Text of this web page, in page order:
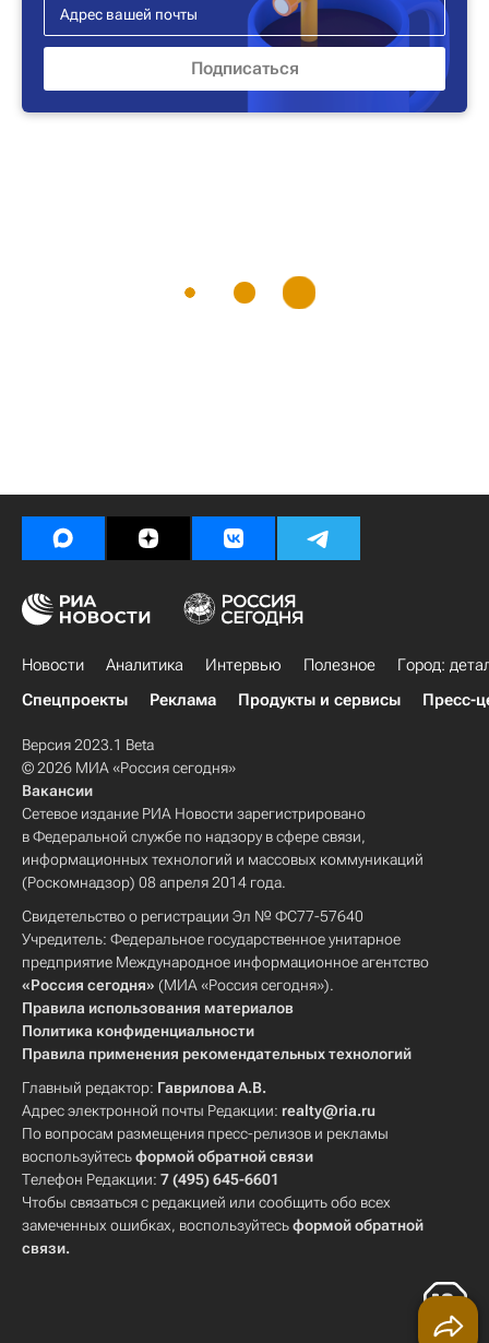
Новости Аналитика Интервью Полезное
Город:
Спецпроекты
Реклама Продукты и сервисы Пресс-
Версия 2023.1 Beta
© 2026 МИА «Россия сегодня»
Вакансии
Сетевое издание РИА Новости зарегистрировано
в Федеральной службе по надзору в сфере связи,
информационных технологий и массовых коммуникаций
(Роскомнадзор) 08 апреля 2014 года.
Свидетельство о регистрации Эл № ФС77-57640
Учредитель: Федеральное государственное унитарное
предприятие Международное информационное агентство
«Россия сегодня» (МИА «Россия сегодня»).
Правила использования материалов
Политика конфиденциальности
Правила применения рекомендательных технологий
Главный редактор: Гаврилова А.В.
Адрес электронной почты Редакции: realty@ria.ru
По вопросам размещения пресс-релизов и рекламы
воспользуйтесьформой обратной связи
Телефон Редакции: 7 (495) 645-6601
Чтобы связаться с редакцией или сообщить обо всех
замеченных ошибках, воспользуйтесьформой обратной
связи.